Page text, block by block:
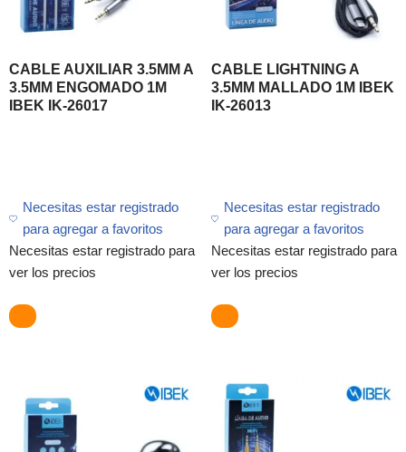
CABLE AUXILIAR 3.5MM A
3.5MM ENGOMADO 1M
IBEK IK-26017
Necesitas estar registrado
para agregar a favoritos
Necesitas estar registrado para
ver los precios
CABLE LIGHTNING A
3.5MM MALLADO 1M IBEK
IK-26013
Necesitas estar registrado
para agregar a favoritos
Necesitas estar registrado para
ver los precios